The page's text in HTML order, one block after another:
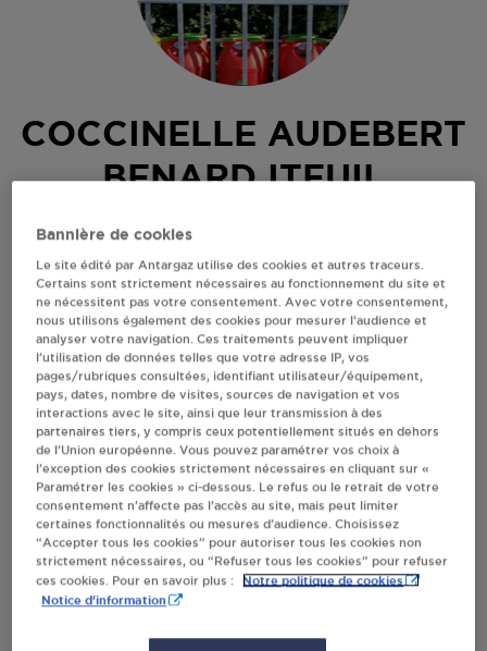
COCCINELLE AUDEBERT
BENARD ITEUIL
12 RUE DU BOIS VEZIN
Revendeur de bouteilles de gaz
S'Y RENDRE
AFFICHER LE TÉLÉPHONE
RECEVOIR LES COORDONNÉES DU REVENDEUR
En cliquant sur « S’y rendre », j’autorise le traitement
d’informations (dont mon adresse IP) et leur transfert hors UE
par Google Maps afin d’afficher la carte.
En savoir plus
Bannière de cookies
Le site édité par Antargaz utilise des cookies et autres traceurs.
Certains sont strictement nécessaires au fonctionnement du site et
ne nécessitent pas votre consentement. Avec votre consentement,
nous utilisons également des cookies pour mesurer l’audience et
analyser votre navigation. Ces traitements peuvent impliquer
l’utilisation de données telles que votre adresse IP, vos
pages/rubriques consultées, identifiant utilisateur/équipement,
pays, dates, nombre de visites, sources de navigation et vos
interactions avec le site, ainsi que leur transmission à des
partenaires tiers, y compris ceux potentiellement situés en dehors
de l’Union européenne. Vous pouvez paramétrer vos choix à
l’exception des cookies strictement nécessaires en cliquant sur «
Paramétrer les cookies » ci-dessous. Le refus ou le retrait de votre
consentement n’affecte pas l’accès au site, mais peut limiter
certaines fonctionnalités ou mesures d’audience. Choisissez
“Accepter tous les cookies” pour autoriser tous les cookies non
strictement nécessaires, ou “Refuser tous les cookies” pour refuser
ces cookies. Pour en savoir plus :
Notre politique de cookies
Notice d'information